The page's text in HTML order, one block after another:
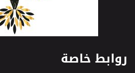
روابط خاصة